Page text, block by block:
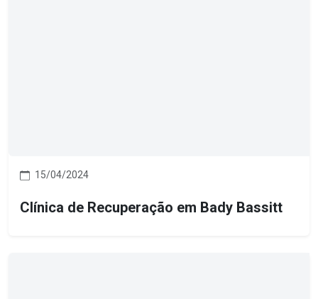
15/04/2024
Clínica de Recuperação em Bady Bassitt